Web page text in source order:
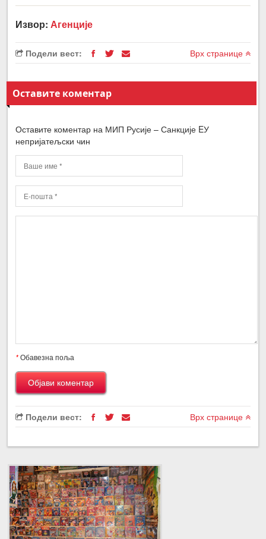
Извор:Агенције
Подели вест: Врх странице
Оставите коментар
Оставите коментар на МИП Русије – Санкције EУ
непријатељски чин
*Обавезна поља
Подели вест: Врх странице